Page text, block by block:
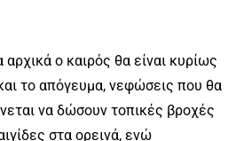
αρχικά ο καιρός θα είναι κυρίως
το απόγευμα, νεφώσεις που θα
να δώσουν τοπικές βροχές
στα ορεινά, ενώ